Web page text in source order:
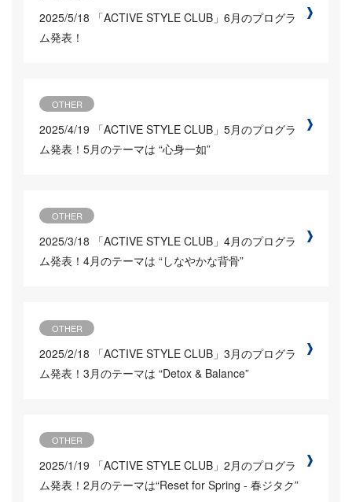
2025/5/18
「ACTIVE STYLE CLUB」6月のプログラ
ム発表！
OTHER
2025/4/19
「ACTIVE STYLE CLUB」5月のプログラ
ム発表！5月のテーマは “心身一如”
OTHER
2025/3/18
「ACTIVE STYLE CLUB」4月のプログラ
ム発表！4月のテーマは “しなやかな背骨”
OTHER
2025/2/18
「ACTIVE STYLE CLUB」3月のプログラ
ム発表！3月のテーマは “Detox & Balance”
OTHER
2025/1/19
「ACTIVE STYLE CLUB」2月のプログラ
ム発表！2月のテーマは“Reset for Spring - 春ジタク”